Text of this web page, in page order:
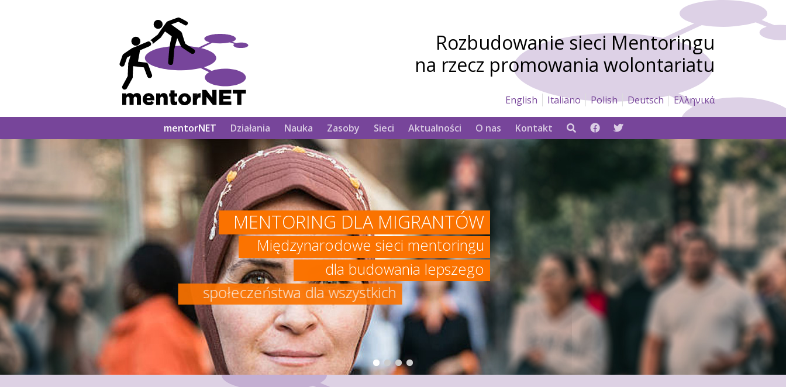
Rozbudowanie sieci Mentoringu
na rzecz promowania wolontariatu
English Italiano Polish Deutsch Ελληνικά
Main
navigation
mentorNET Działania Nauka Zasoby Sieci Aktualności O nas Kontakt
MENTORING DLA MIGRANTÓW
Międzynarodowe sieci mentoringu
dla budowania lepszego
społeczeństwa dla wszystkich